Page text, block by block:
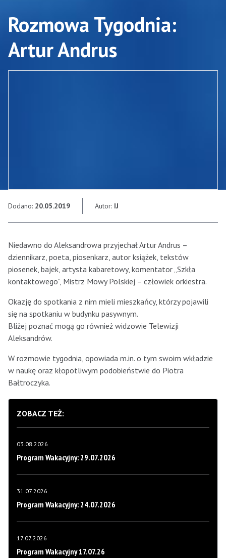
Rozmowa Tygodnia:
Artur Andrus
Dodano: 20.05.2019 Autor: IJ
Niedawno do Aleksandrowa przyjechał Artur Andrus –
dziennikarz, poeta, piosenkarz, autor książek, tekstów
piosenek, bajek, artysta kabaretowy, komentator „Szkła
kontaktowego”, Mistrz Mowy Polskiej – człowiek orkiestra.
Okazję do spotkania z nim mieli mieszkańcy, którzy pojawili
się na spotkaniu w budynku pasywnym.
Bliżej poznać mogą go również widzowie Telewizji
Aleksandrów.
W rozmowie tygodnia, opowiada m.in. o tym swoim wkładzie
w naukę oraz kłopotliwym podobieństwie do Piotra
Bałtroczyka.
ZOBACZ TEŻ:
03.08.2026
Program Wakacyjny: 29.07.2026
31.07.2026
Program Wakacyjny: 24.07.2026
17.07.2026
Program Wakacyjny 17.07.26